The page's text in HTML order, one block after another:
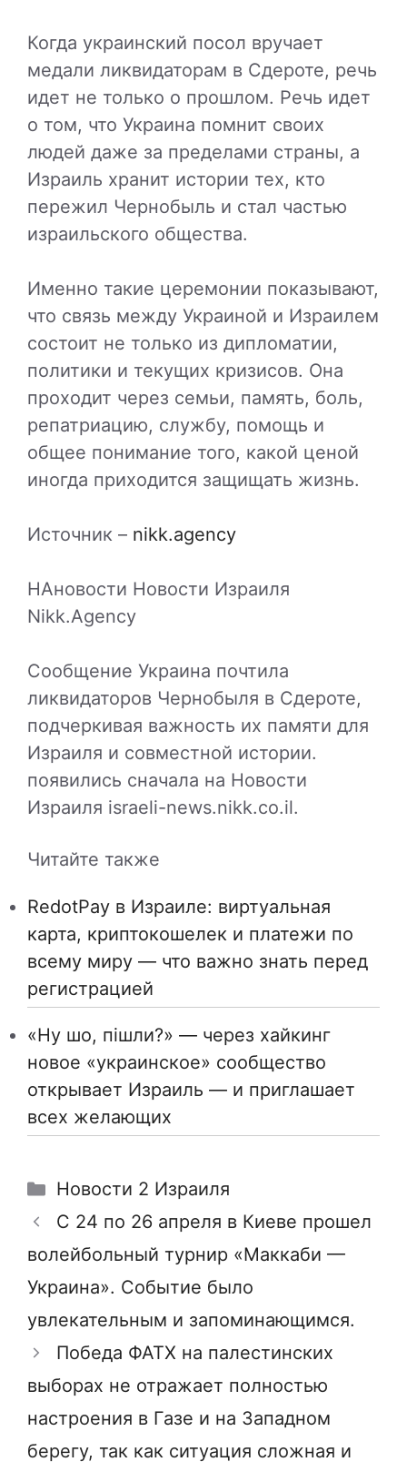
Когда украинский посол вручает
медали ликвидаторам в Сдероте, речь
идет не только о прошлом. Речь идет
о том, что Украина помнит своих
людей даже за пределами страны, а
Израиль хранит истории тех, кто
пережил Чернобыль и стал частью
израильского общества.
Именно такие церемонии показывают,
что связь между Украиной и Израилем
состоит не только из дипломатии,
политики и текущих кризисов. Она
проходит через семьи, память, боль,
репатриацию, службу, помощь и
общее понимание того, какой ценой
иногда приходится защищать жизнь.
Источник – nikk.agency
НАновости Новости Израиля
Nikk.Agency
Сообщение Украина почтила
ликвидаторов Чернобыля в Сдероте,
подчеркивая важность их памяти для
Израиля и совместной истории.
появились сначала на Новости
Израиля israeli-news.nikk.co.il.
Читайте также
RedotPay в Израиле: виртуальная
карта, криптокошелек и платежи по
всему миру — что важно знать перед
регистрацией
«Ну шо, пішли?» — через хайкинг
новое «украинское» сообщество
открывает Израиль — и приглашает
всех желающих
Рубрики
Новости 2 Израиля
С 24 по 26 апреля в Киеве прошел
волейбольный турнир «Маккаби —
Украина». Событие было
увлекательным и запоминающимся.
Победа ФАТХ на палестинских
выборах не отражает полностью
настроения в Газе и на Западном
берегу, так как ситуация сложная и